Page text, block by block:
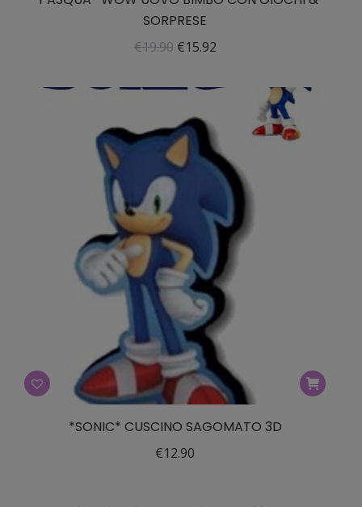
SORPRESE
€19.90 Il
originale
era:
€19.90.
€15.92Il
attuale
€15.92.
*SONIC* CUSCINO SAGOMATO 3D
€12.90